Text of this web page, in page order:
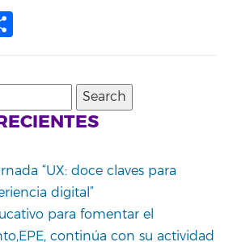
“UX: doce claves para
digital”
para fomentar el
continúa con su actividad